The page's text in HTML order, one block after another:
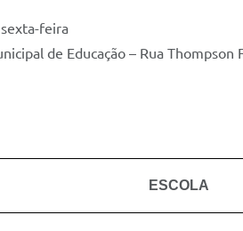
feira
de Educação – Rua Thompson
ESCOLA